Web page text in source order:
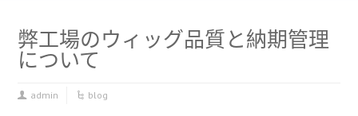
弊工場のウィッグ品質と納期管理
について
admin blog